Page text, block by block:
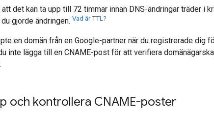
att det kan ta upp till 72 timmar innan DNS-ändringar träder i
gjorde ändringen. Vad är TTL?
en domän från en Google-partner när du registrerade dig
inte lägga till en CNAME-post för att verifiera
och kontrollera CNAME-poster